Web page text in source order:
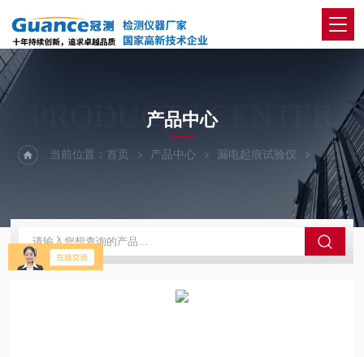
PRODUCTS CENTER
产品中心
当前位置：首页 产品中心 漏电起痕试验仪 电线电